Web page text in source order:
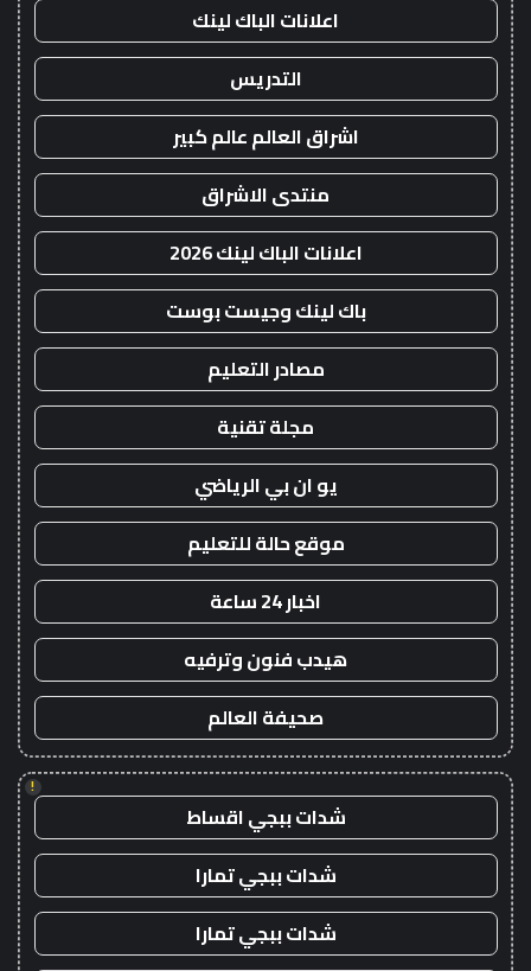
اعلانات الباك لينك
التدريس
اشراق العالم عالم كبير
منتدى الاشراق
اعلانات الباك لينك 2026
باك لينك وجيست بوست
مصادر التعليم
مجلة تقنية
يو ان بي الرياضي
موقع حالة للتعليم
اخبار 24 ساعة
هيدب فنون وترفيه
صحيفة العالم
!
شدات ببجي اقساط
شدات ببجي تمارا
شدات ببجي تمارا